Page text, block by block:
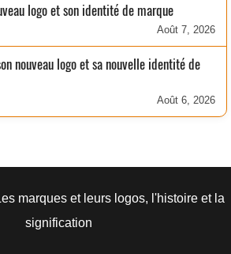
logo et son identité de marque
Août 7, 2026
nouveau logo et sa nouvelle identité de
Août 6, 2026
marques et leurs logos, l'histoire et la
signification